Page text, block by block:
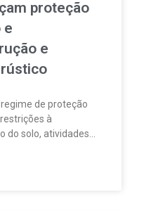
proteção
e
e
de proteção
à
do solo, atividades
abrangidas pela